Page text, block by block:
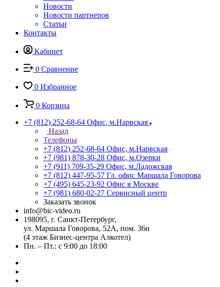
Новости
Новости партнеров
Статьи
Контакты
Кабинет
0 Сравнение
0 Избранное
0 Корзина
+7 (812) 252-68-64 Офис, м.Нарвская
Назад
Телефоны
+7 (812) 252-68-64 Офис, м.Нарвская
+7 (981) 878-30-28 Офис, м.Озерки
+7 (911) 709-35-29 Офис, м.Ладожская
+7 (812) 447-95-57 Гл. офис Маршала Говорова
+7 (495) 645-23-92 Офис в Москве
+7 (981) 680-02-27 Сервисный центр
Заказать звонок
info@bic-video.ru
198095, г. Санкт-Петербург,
ул. Маршала Говорова, 52А, пом. 36н
(4 этаж Бизнес-центра Алкотел)
Пн. – Пт.: с 9:00 до 18:00